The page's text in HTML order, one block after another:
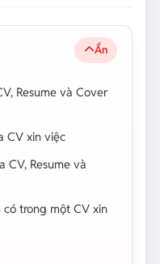
Ẩn
Resume và Cover
CV xin việc
CV, Resume và
có trong một CV xin